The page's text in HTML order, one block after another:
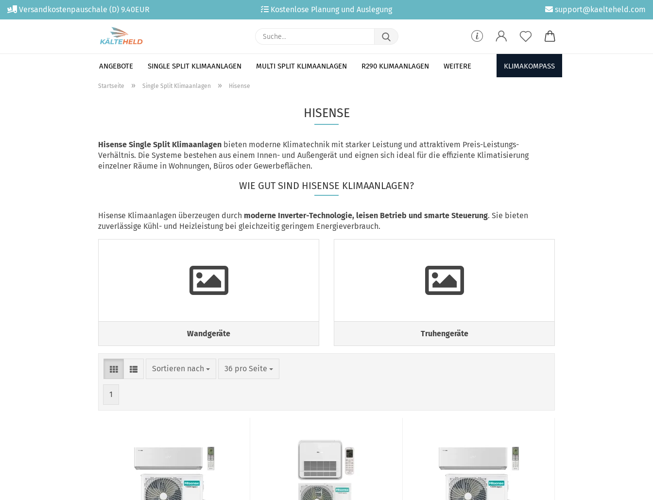
Versandkostenpauschale (D) 9.40EUR Kostenlose Planung und Auslegung support@kaelteheld.com
ANGEBOTE SINGLE SPLIT KLIMAANLAGEN MULTI SPLIT KLIMAANLAGEN R290 KLIMAANLAGEN KLIMAKOMPASS
WEITERE
Startseite » Single Split Klimaanlagen » Hisense
HISENSE
Hisense Single Split Klimaanlagen bieten moderne Klimatechnik mit starker Leistung und attraktivem Preis-Leistungs-
Verhältnis. Die Systeme bestehen aus einem Innen- und Außengerät und eignen sich ideal für die effiziente Klimatisierung
einzelner Räume in Wohnungen, Büros oder Gewerbeflächen.
WIE GUT SIND HISENSE KLIMAANLAGEN?
Hisense Klimaanlagen überzeugen durch moderne Inverter-Technologie, leisen Betrieb und smarte Steuerung. Sie bieten
zuverlässige Kühl- und Heizleistung bei gleichzeitig geringem Energieverbrauch.
Wandgeräte Truhengeräte
Sortieren nach
Sortieren nach 36 pro Seite
pro Seite
1